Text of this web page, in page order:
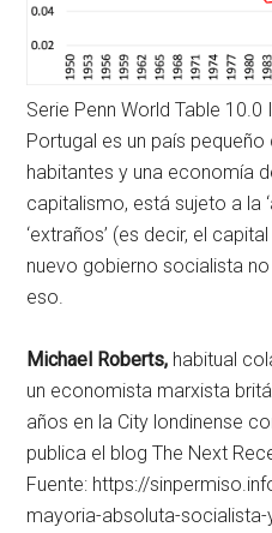
Serie Penn World Table 10.0
Portugal es un país
habitantes y una economía
capitalismo, está sujeto a la
‘extraños’ (es decir, el
nuevo gobierno socialista
eso.
Michael Roberts, habitual
un economista marxista
años en la City londinense
publica el blog The Next
Fuente: https://
mayoria-absoluta-